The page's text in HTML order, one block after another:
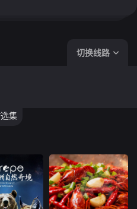
切换线路
选集